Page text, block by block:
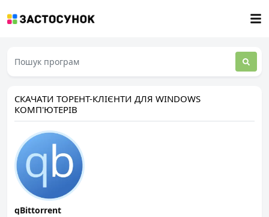
CКАЧАТИ ТОРЕНТ-КЛІЄНТИ ДЛЯ WINDOWS
КОМП'ЮТЕРІВ
qBittorrent